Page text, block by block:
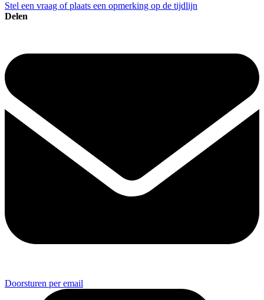
Stel een vraag of plaats een opmerking op de tijdlijn
Delen
Doorsturen per email